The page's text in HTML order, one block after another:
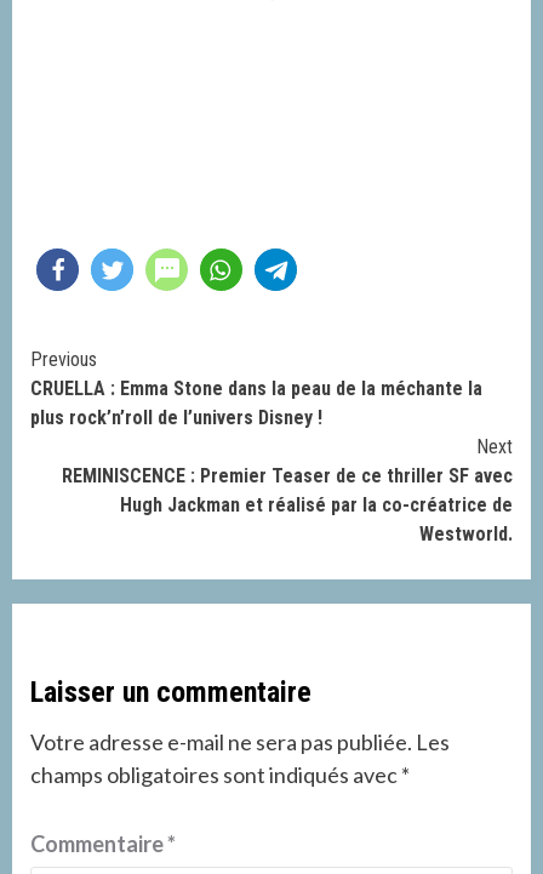
Continue
Reading
Previous
CRUELLA : Emma Stone dans la peau de la méchante la
plus rock’n’roll de l’univers Disney !
Next
REMINISCENCE : Premier Teaser de ce thriller SF avec
Hugh Jackman et réalisé par la co-créatrice de
Westworld.
Laisser un commentaire
Votre adresse e-mail ne sera pas publiée. Les
champs obligatoires sont indiqués avec*
Commentaire*